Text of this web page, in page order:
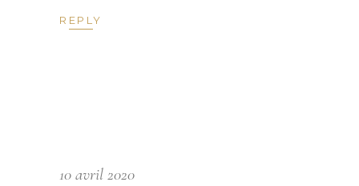
REPLY
10 avril 2020